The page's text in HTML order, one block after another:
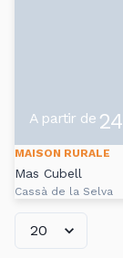
A partir de 24
MAISON RURALE
Mas Cubell
Cassà de la Selva